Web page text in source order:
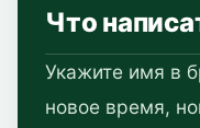
Что
Укажите имя в
новое время,